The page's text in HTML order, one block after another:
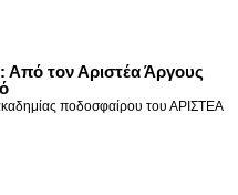
Από τον Αριστέα Άργους
ποδοσφαίρου του ΑΡΙΣΤΕΑ